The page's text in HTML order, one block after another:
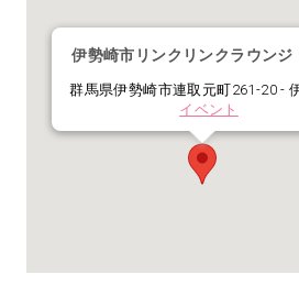
伊勢崎市リンクリンクラウンジ
群馬県伊勢崎市連取元町261-20 -
イベント